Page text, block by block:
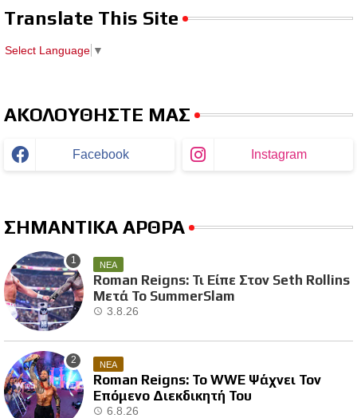
Translate This Site
Select Language ▼
ΑΚΟΛΟΥΘΗΣΤΕ ΜΑΣ
Facebook Instagram
ΣΗΜΑΝΤΙΚΑ ΑΡΘΡΑ
ΝΕΑ
Roman Reigns: Τι Είπε Στον Seth Rollins
Μετά Το SummerSlam
3.8.26
ΝΕΑ
Roman Reigns: Το WWE Ψάχνει Τον
Επόμενο Διεκδικητή Του
6.8.26